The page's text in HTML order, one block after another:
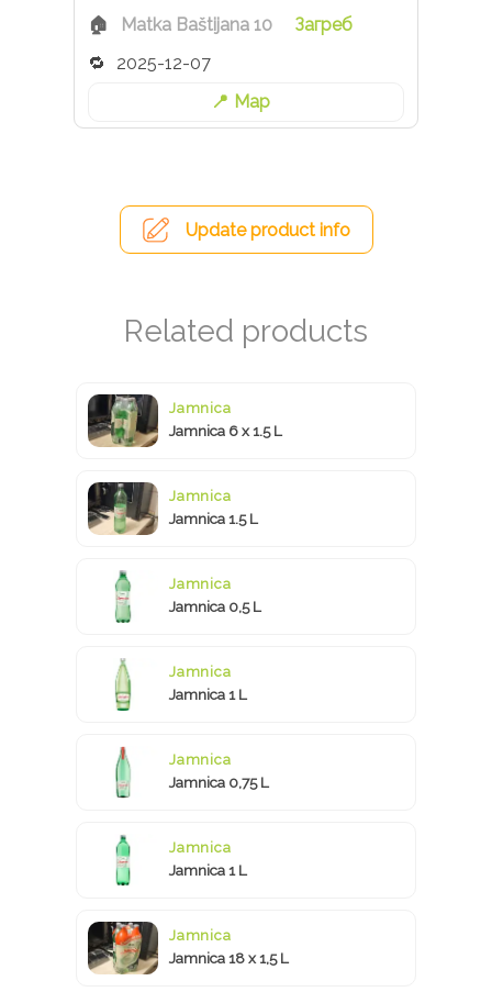
Matka Baštijana 10
Загреб
2025-12-07
Map
Update product info
Jamnica
Jamnica 6 x 1.5 L
Jamnica
Jamnica 1.5 L
Jamnica
Jamnica 0,5 L
Jamnica
Jamnica 1 L
Jamnica
Jamnica 0,75 L
Jamnica
Jamnica 1 L
Jamnica
Jamnica 18 x 1,5 L